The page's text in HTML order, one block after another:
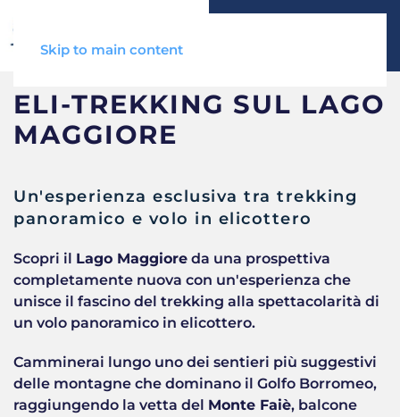
Skip to main content
ELI-TREKKING SUL LAGO
MAGGIORE
Un'esperienza esclusiva tra trekking
panoramico e volo in elicottero
Scopri il Lago Maggiore da una prospettiva
completamente nuova con un'esperienza che
unisce il fascino del trekking alla spettacolarità di
un volo panoramico in elicottero.
Camminerai lungo uno dei sentieri più suggestivi
delle montagne che dominano il Golfo Borromeo,
raggiungendo la vetta del Monte Faiè, balcone